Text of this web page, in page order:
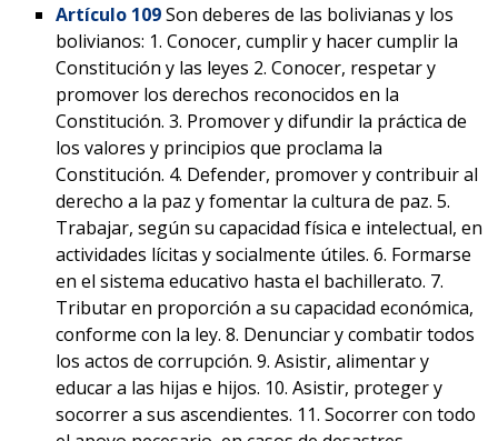
Artículo 109Son deberes de las bolivianas y los
bolivianos: 1. Conocer, cumplir y hacer cumplir la
Constitución y las leyes 2. Conocer, respetar y
promover los derechos reconocidos en la
Constitución. 3. Promover y difundir la práctica de
los valores y principios que proclama la
Constitución. 4. Defender, promover y contribuir al
derecho a la paz y fomentar la cultura de paz. 5.
Trabajar, según su capacidad física e intelectual, en
actividades lícitas y socialmente útiles. 6. Formarse
en el sistema educativo hasta el bachillerato. 7.
Tributar en proporción a su capacidad económica,
conforme con la ley. 8. Denunciar y combatir todos
los actos de corrupción. 9. Asistir, alimentar y
educar a las hijas e hijos. 10. Asistir, proteger y
socorrer a sus ascendientes. 11. Socorrer con todo